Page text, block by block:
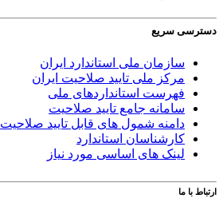
دسترسی سریع
سازمان ملی استاندارد ایران
مرکز ملی تایید صلاحیت ایران
فهرست استانداردهای ملی
سامانه جامع تایید صلاحیت
دامنه شمول های قابل تایید صلاحیت
کارشناسان استاندارد
لینک های اساسی مورد نیاز
ارتباط با ما